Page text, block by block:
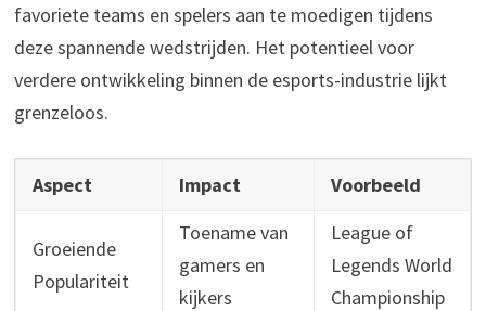
favoriete teams en spelers aan te moedigen tijdens
deze spannende wedstrijden. Het potentieel voor
verdere ontwikkeling binnen de esports-industrie lijkt
grenzeloos.
Aspect Impact Voorbeeld
Groeiende
Populariteit
Toename van
gamers en
kijkers
League of
Legends World
Championship